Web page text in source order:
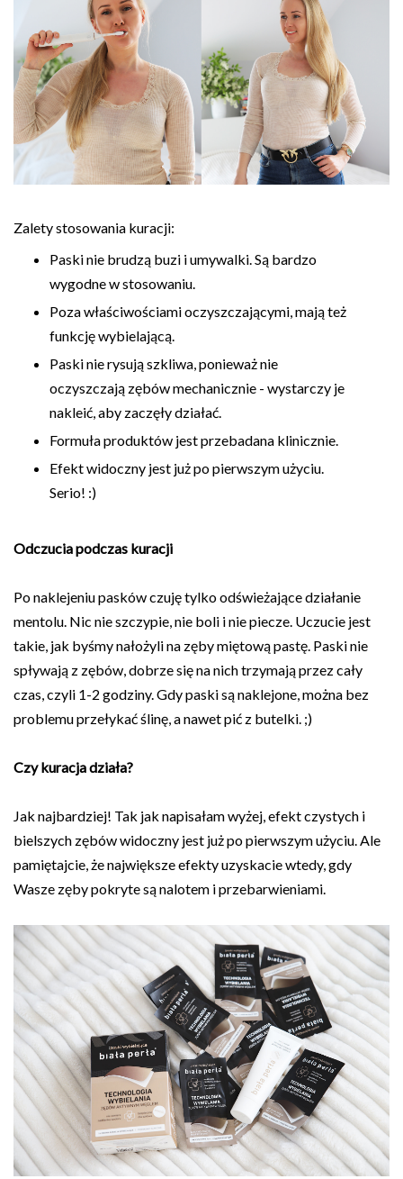
Zalety stosowania kuracji:
Paski nie brudzą buzi i umywalki. Są bardzo
wygodne w stosowaniu.
Poza właściwościami oczyszczającymi, mają też
funkcję wybielającą.
Paski nie rysują szkliwa, ponieważ nie
oczyszczają zębów mechanicznie - wystarczy je
nakleić, aby zaczęły działać.
Formuła produktów jest przebadana klinicznie.
Efekt widoczny jest już po pierwszym użyciu.
Serio! :)
Odczucia podczas kuracji
Po naklejeniu pasków czuję tylko odświeżające działanie
mentolu. Nic nie szczypie, nie boli i nie piecze. Uczucie jest
takie, jak byśmy nałożyli na zęby miętową pastę. Paski nie
spływają z zębów, dobrze się na nich trzymają przez cały
czas, czyli 1-2 godziny. Gdy paski są naklejone, można bez
problemu przełykać ślinę, a nawet pić z butelki. ;)
Czy kuracja działa?
Jak najbardziej! Tak jak napisałam wyżej, efekt czystych i
bielszych zębów widoczny jest już po pierwszym użyciu. Ale
pamiętajcie, że największe efekty uzyskacie wtedy, gdy
Wasze zęby pokryte są nalotem i przebarwieniami.